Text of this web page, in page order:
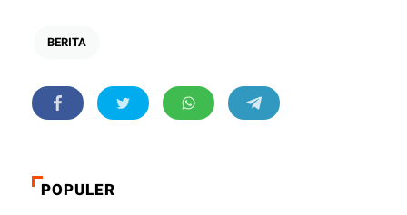
BERITA
POPULER